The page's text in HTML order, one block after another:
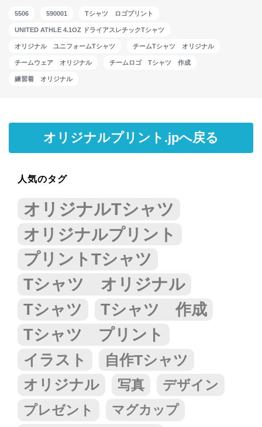
5506 590001 Tシャツ ロゴプリント
UNITED ATHLE 4.1OZ ドライアスレチックTシャツ
オリジナル ユニフォームTシャツ チームTシャツ オリジナル
チームウェア オリジナル チームロゴ Tシャツ 作成
練習着 オリジナル
オリジナルプリント.jpへ戻る
人気のタグ
オリジナルTシャツ
オリジナルプリント
プリントTシャツ
Tシャツ オリジナル
Tシャツ
Tシャツ 作成
Tシャツ プリント
イラスト 自作Tシャツ
オリジナル 写真
デザイン
プレゼント
マグカップ